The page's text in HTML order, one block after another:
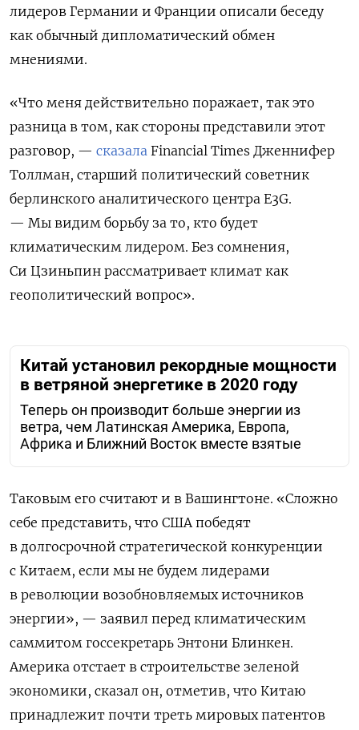
лидеров Германии и Франции описали беседу
как обычный дипломатический обмен
мнениями.
«Что меня действительно поражает, так это
разница в том, как стороны представили этот
разговор, — сказала Financial Times Дженнифер
Толлман, старший политический советник
берлинского аналитического центра E3G.
— Мы видим борьбу за то, кто будет
климатическим лидером. Без сомнения,
Си Цзиньпин рассматривает климат как
геополитический вопрос».
Китай установил рекордные мощности
в ветряной энергетике в 2020 году
Теперь он производит больше энергии из
ветра, чем Латинская Америка, Европа,
Африка и Ближний Восток вместе взятые
Таковым его считают и в Вашингтоне. «Сложно
себе представить, что США победят
в долгосрочной стратегической конкуренции
с Китаем, если мы не будем лидерами
в революции возобновляемых источников
энергии», — заявил перед климатическим
саммитом госсекретарь Энтони Блинкен.
Америка отстает в строительстве зеленой
экономики, сказал он, отметив, что Китаю
принадлежит почти треть мировых патентов